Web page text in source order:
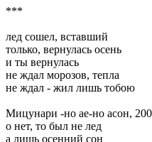
***
лед сошел, вставший
только, вернулась осень
и ты вернулась
не ждал морозов, тепла
не ждал - жил лишь тобою
Мицунари -но ае-но асон,
о нет, то был не лед
а лишь осенний сон